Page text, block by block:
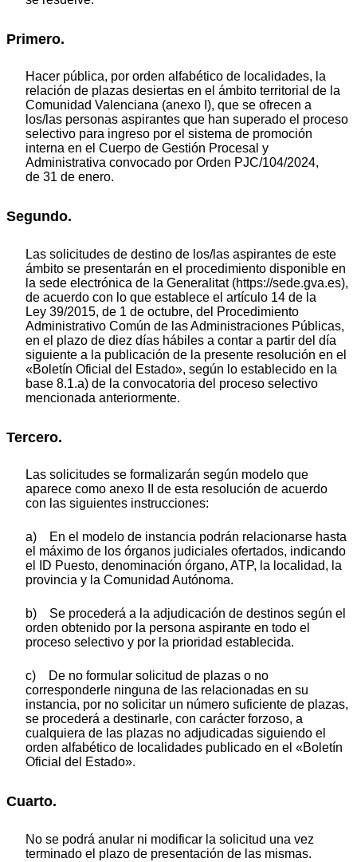
Primero.
Hacer pública, por orden alfabético de localidades, la
relación de plazas desiertas en el ámbito territorial de la
Comunidad Valenciana (anexo I), que se ofrecen a
los/las personas aspirantes que han superado el proceso
selectivo para ingreso por el sistema de promoción
interna en el Cuerpo de Gestión Procesal y
Administrativa convocado por Orden PJC/104/2024,
de 31 de enero.
Segundo.
Las solicitudes de destino de los/las aspirantes de este
ámbito se presentarán en el procedimiento disponible en
la sede electrónica de la Generalitat (https://sede.gva.es),
de acuerdo con lo que establece el artículo 14 de la
Ley 39/2015, de 1 de octubre, del Procedimiento
Administrativo Común de las Administraciones Públicas,
en el plazo de diez días hábiles a contar a partir del día
siguiente a la publicación de la presente resolución en el
«Boletín Oficial del Estado», según lo establecido en la
base 8.1.a) de la convocatoria del proceso selectivo
mencionada anteriormente.
Tercero.
Las solicitudes se formalizarán según modelo que
aparece como anexo II de esta resolución de acuerdo
con las siguientes instrucciones:
a) En el modelo de instancia podrán relacionarse hasta
el máximo de los órganos judiciales ofertados, indicando
el ID Puesto, denominación órgano, ATP, la localidad, la
provincia y la Comunidad Autónoma.
b) Se procederá a la adjudicación de destinos según el
orden obtenido por la persona aspirante en todo el
proceso selectivo y por la prioridad establecida.
c) De no formular solicitud de plazas o no
corresponderle ninguna de las relacionadas en su
instancia, por no solicitar un número suficiente de plazas,
se procederá a destinarle, con carácter forzoso, a
cualquiera de las plazas no adjudicadas siguiendo el
orden alfabético de localidades publicado en el «Boletín
Oficial del Estado».
Cuarto.
No se podrá anular ni modificar la solicitud una vez
terminado el plazo de presentación de las mismas.